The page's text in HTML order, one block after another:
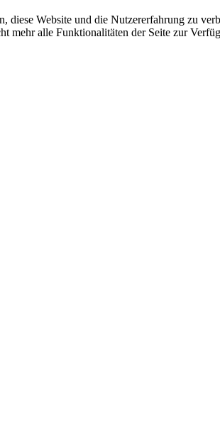
Website und die Nutzererfahrung zu
mehr alle Funktionalitäten der Seite zur